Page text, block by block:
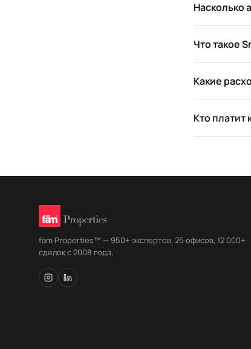
Насколько
Что такое
Какие
Кто платит
fäm Properties™ — 950+ экспертов, 25 офисов, 12 000+
сделок с 2008 года.